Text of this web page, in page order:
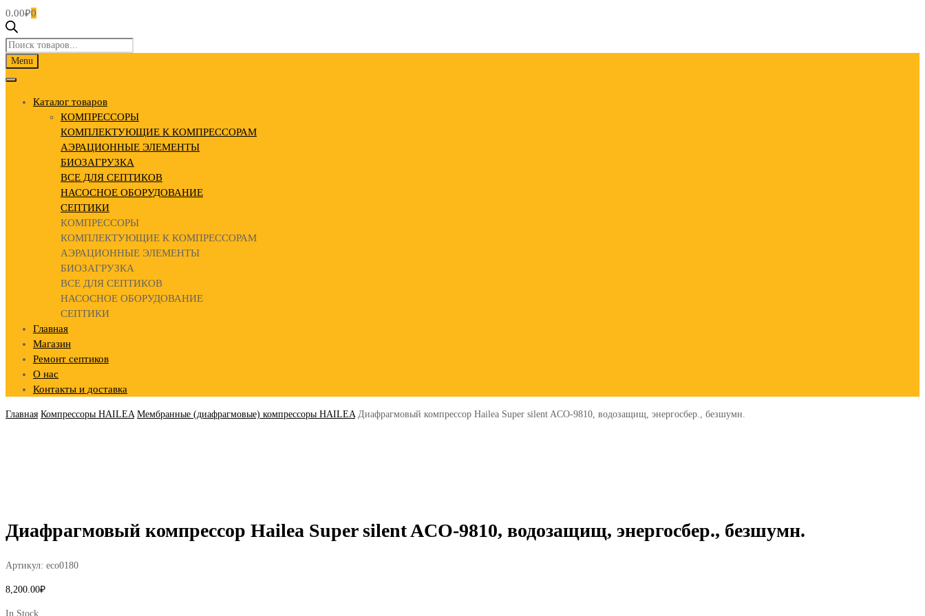
0.00₽0
Поиск
товаров
Skip
Menu
Каталог товаров
КОМПРЕССОРЫ
КОМПЛЕКТУЮЩИЕ К КОМПРЕССОРАМ
АЭРАЦИОННЫЕ ЭЛЕМЕНТЫ
БИОЗАГРУЗКА
ВСЕ ДЛЯ СЕПТИКОВ
НАСОСНОЕ ОБОРУДОВАНИЕ
СЕПТИКИ
КОМПРЕССОРЫ
КОМПЛЕКТУЮЩИЕ К КОМПРЕССОРАМ
АЭРАЦИОННЫЕ ЭЛЕМЕНТЫ
БИОЗАГРУЗКА
ВСЕ ДЛЯ СЕПТИКОВ
НАСОСНОЕ ОБОРУДОВАНИЕ
СЕПТИКИ
Главная
Магазин
Ремонт септиков
О нас
Контакты и доставка
Главная Компрессоры HAILEA Мембранные (диафрагмовые) компрессоры HAILEA Диафрагмовый компрессор Hailea Super silent ACO-9810, водозащищ, энергосбер., безшумн.
Диафрагмовый компрессор Hailea Super silent ACO-9810, водозащищ, энергосбер., безшумн.
Артикул: eco0180
8,200.00₽
In Stock